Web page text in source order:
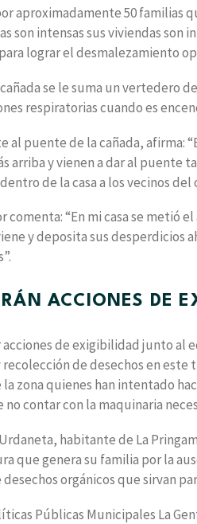
aproximadamente 50 familias
son intensas sus viviendas son
lograr el desmalezamiento
se le suma un vertedero
respiratorias cuando es
puente de la cañada, afirma:
arriba y vienen a dar al puente
de la casa a los vecinos del
“En mi casa se metió
y deposita sus desperdicios
ACCIONES DE
de exigibilidad junto al
de desechos en este
zona quienes han intentado
contar con la maquinaria
habitante de La
que genera su familia por la
orgánicos que sirvan
Públicas Municipales La